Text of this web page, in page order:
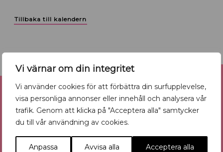
Vi värnar om din integritet
Vi använder cookies för att förbättra din surfupplevelse,
visa personliga annonser eller innehåll och analysera vår
trafik. Genom att klicka på "Acceptera alla" samtycker
du till vår användning av cookies.
Anpassa Avvisa alla Acceptera alla
Tillbaka till kalendern
Reklam